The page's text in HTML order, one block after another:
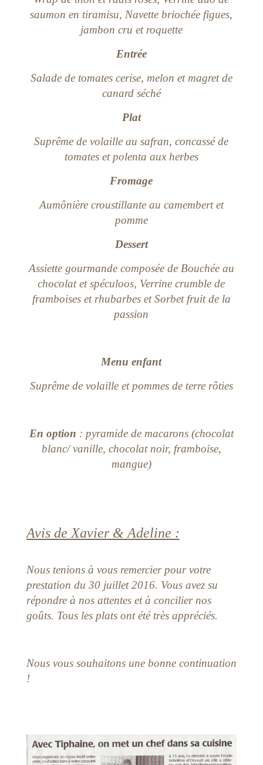
saumon en tiramisu, Navette briochée figues,
jambon cru et roquette
Entrée
Salade de tomates cerise, melon et magret de
canard séché
Plat
Suprême de volaille au safran, concassé de
tomates et polenta aux herbes
Fromage
Aumônière croustillante au camembert et
pomme
Dessert
Assiette gourmande composée de Bouchée au
chocolat et spéculoos, Verrine crumble de
framboises et rhubarbes et Sorbet fruit de la
passion
Menu enfant
Suprême de volaille et pommes de terre rôties
En option : pyramide de macarons (chocolat
blanc/ vanille, chocolat noir, framboise,
mangue)
Avis de Xavier & Adeline :
Nous tenions à vous remercier pour votre
prestation du 30 juillet 2016. Vous avez su
répondre à nos attentes et à concilier nos
goûts. Tous les plats ont été très appréciés.
Nous vous souhaitons une bonne continuation
!